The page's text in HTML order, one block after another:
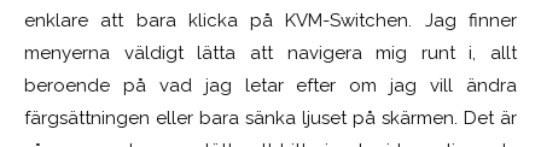
enklare att bara klicka på KVM-Switchen. Jag finner
menyerna väldigt lätta att navigera mig runt i, allt
beroende på vad jag letar efter om jag vill ändra
färgsättningen eller bara sänka ljuset på skärmen. Det är